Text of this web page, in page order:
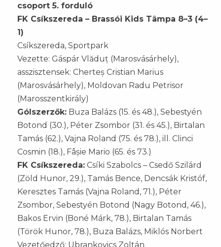
csoport 5. forduló
FK Csíkszereda – Brassói Kids Tâmpa 8–3 (4–
1)
Csíkszereda, Sportpark
Vezette: Gáspár Vlăduț (Marosvásárhely),
asszisztensek: Cherteș Cristian Marius
(Marosvásárhely), Moldovan Radu Petrisor
(Marosszentkirály)
Gólszerzők: Buza Balázs (15. és 48.), Sebestyén
Botond (30.), Péter Zsombor (31. és 45.), Birtalan
Tamás (62.), Vajna Roland (75. és 78.), ill. Clinci
Cosmin (18.), Fâșie Mario (65. és 73.)
FK Csíkszereda: Csíki Szabolcs – Csedő Szilárd
(Zöld Hunor, 29.), Tamás Bence, Dencsák Kristóf,
Keresztes Tamás (Vajna Roland, 71.), Péter
Zsombor, Sebestyén Botond (Nagy Botond, 46.),
Bakos Ervin (Boné Márk, 78.), Birtalan Tamás
(Török Hunor, 78.), Buza Balázs, Miklós Norbert
Vezetőedző: Ubrankovics Zoltán